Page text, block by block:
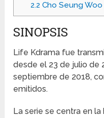
2.2 Cho Seung Woo
SINOPSIS
Life Kdrama fue
desde el 23 de julio de
septiembre de 2018,
emitidos.
La serie se centra en la